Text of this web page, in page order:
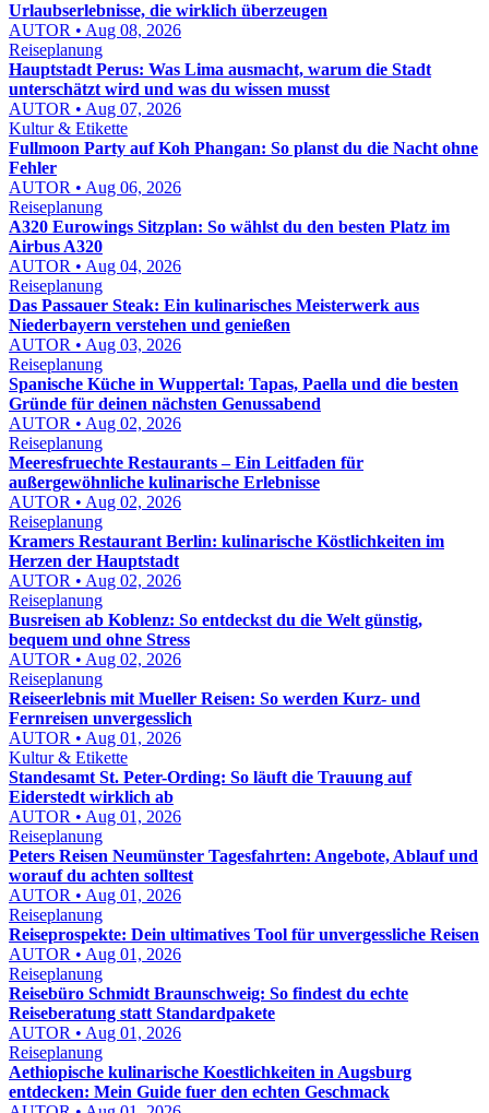
Urlaubserlebnisse, die wirklich überzeugen
AUTOR • Aug 08, 2026
Reiseplanung
Hauptstadt Perus: Was Lima ausmacht, warum die Stadt
unterschätzt wird und was du wissen musst
AUTOR • Aug 07, 2026
Kultur & Etikette
Fullmoon Party auf Koh Phangan: So planst du die Nacht ohne
Fehler
AUTOR • Aug 06, 2026
Reiseplanung
A320 Eurowings Sitzplan: So wählst du den besten Platz im
Airbus A320
AUTOR • Aug 04, 2026
Reiseplanung
Das Passauer Steak: Ein kulinarisches Meisterwerk aus
Niederbayern verstehen und genießen
AUTOR • Aug 03, 2026
Reiseplanung
Spanische Küche in Wuppertal: Tapas, Paella und die besten
Gründe für deinen nächsten Genussabend
AUTOR • Aug 02, 2026
Reiseplanung
Meeresfruechte Restaurants – Ein Leitfaden für
außergewöhnliche kulinarische Erlebnisse
AUTOR • Aug 02, 2026
Reiseplanung
Kramers Restaurant Berlin: kulinarische Köstlichkeiten im
Herzen der Hauptstadt
AUTOR • Aug 02, 2026
Reiseplanung
Busreisen ab Koblenz: So entdeckst du die Welt günstig,
bequem und ohne Stress
AUTOR • Aug 02, 2026
Reiseplanung
Reiseerlebnis mit Mueller Reisen: So werden Kurz- und
Fernreisen unvergesslich
AUTOR • Aug 01, 2026
Kultur & Etikette
Standesamt St. Peter-Ording: So läuft die Trauung auf
Eiderstedt wirklich ab
AUTOR • Aug 01, 2026
Reiseplanung
Peters Reisen Neumünster Tagesfahrten: Angebote, Ablauf und
worauf du achten solltest
AUTOR • Aug 01, 2026
Reiseplanung
Reiseprospekte: Dein ultimatives Tool für unvergessliche Reisen
AUTOR • Aug 01, 2026
Reiseplanung
Reisebüro Schmidt Braunschweig: So findest du echte
Reiseberatung statt Standardpakete
AUTOR • Aug 01, 2026
Reiseplanung
Aethiopische kulinarische Koestlichkeiten in Augsburg
entdecken: Mein Guide fuer den echten Geschmack